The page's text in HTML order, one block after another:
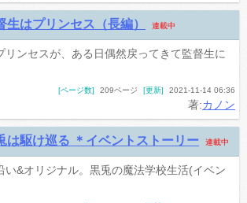
生はプリンセス（長編） 連載中
リンセスが、ある日偶然戻ってきて監督生に
著:カノン
[ページ数] 209ページ [更新] 2021-11-14 06:36
は駆け巡る ＊イベントストーリー 連載中
い&オリジナル。黒兎の魔法学校生活(イベン